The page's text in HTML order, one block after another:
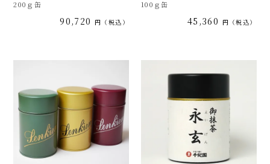
200ｇ缶
90,720 税込
100ｇ缶
45,360 税込